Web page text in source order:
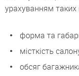
урахуванням таких
форма та
місткість
обсяг